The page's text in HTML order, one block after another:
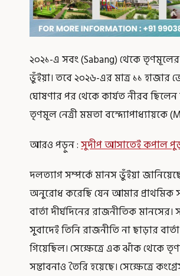
২০২১-এ সবং (Sabang) থেকে তৃণমূলের
ভুঁইয়া। তবে ২০২৬-এর মাত্র ১১ হাজার
ঘোষণার পর থেকে কার্যত নীরব
তৃণমূল নেত্রী মমতা বন্দ্যোপাধ্যায়কে
আরও পড়ুন :সুদীপ আসাতেই কপাল
দলত্যাগ সম্পর্কে মানস ভুঁইয়া
অনুরোধ করেছি যেন আমার প্রাথমিক
বার্তা দীর্ঘদিনের রাজনীতিক
সুবাদেই তিনি রাজনীতি না ছাড়ার
গিয়েছিল। সেক্ষেত্রে এক ঝাঁক থেকে
সম্ভাবনাও তৈরি হয়েছে। সেক্ষেত্রে